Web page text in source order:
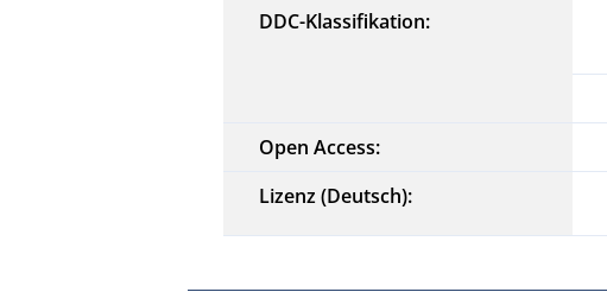
DDC-Klassifikation:
Open Access:
Lizenz (Deutsch):